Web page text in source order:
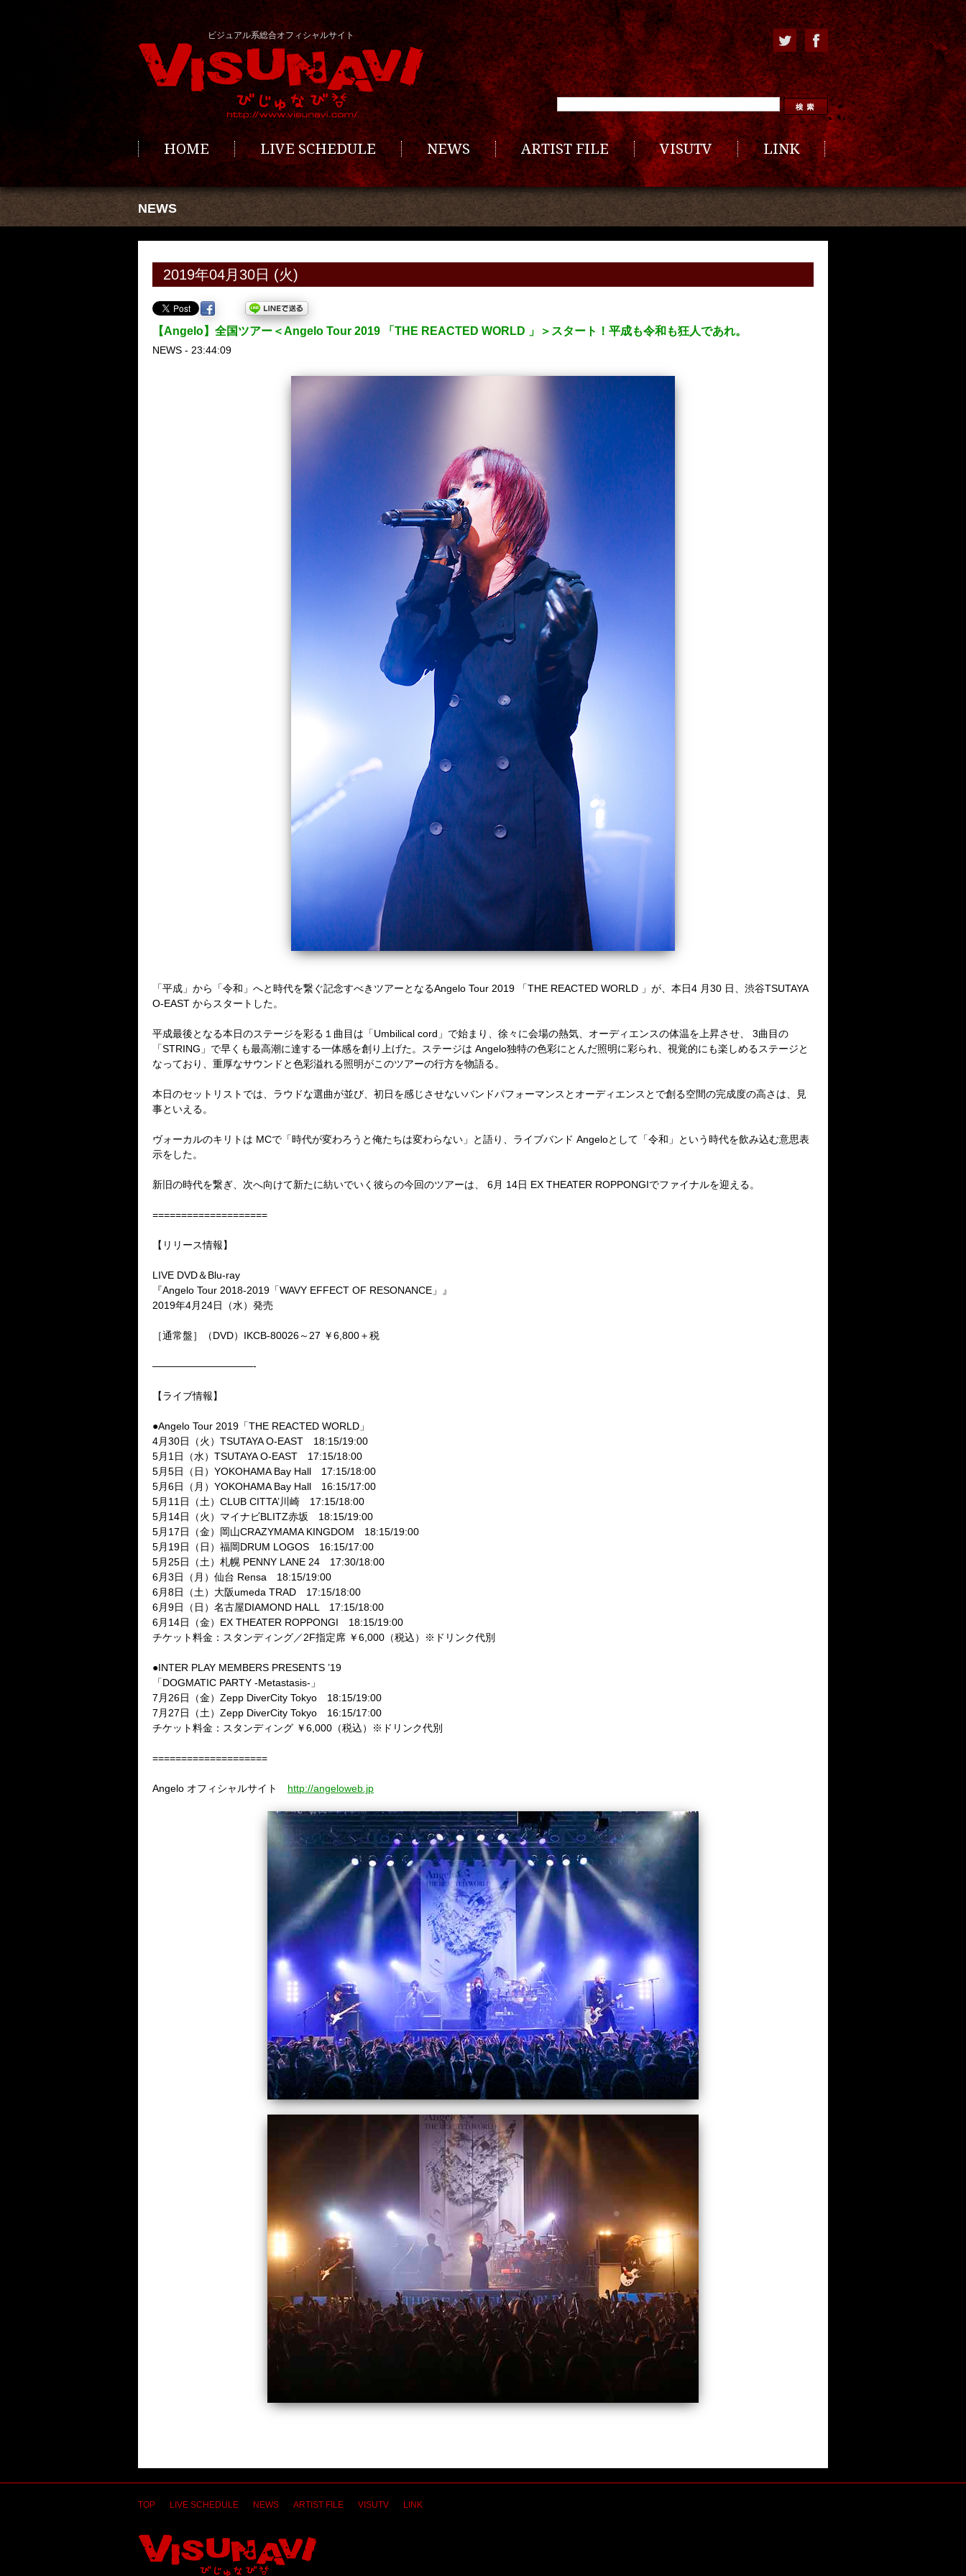
ビジュアル系総合オフィシャルサイト
HOME LIVE SCHEDULE NEWS ARTIST FILE VISUTV LINK
NEWS
2019年04月30日 (火)
【Angelo】全国ツアー＜Angelo Tour 2019 「THE REACTED WORLD 」＞スタート！平成も令和も狂人であれ。
NEWS - 23:44:09
「平成」から「令和」へと時代を繋ぐ記念すべきツアーとなるAngelo Tour 2019 「THE REACTED WORLD 」が、本日4 月30 日、渋谷TSUTAYA
O-EAST からスタートした。
平成最後となる本日のステージを彩る１曲目は「Umbilical cord 」で始まり、徐々に会場の熱気、オーディエンスの体温を上昇させ、 3曲目の
「STRING 」で早くも最高潮に達する一体感を創り上げた。ステージは Angelo独特の色彩にとんだ照明に彩られ、視覚的にも楽しめるステージと
なっており、重厚なサウンドと色彩溢れる照明がこのツアーの行方を物語る。
本日のセットリストでは、ラウドな選曲が並び、初日を感じさせないバンドパフォーマンスとオーディエンスとで創る空間の完成度の高さは、見
事といえる。
ヴォーカルのキリトは MCで「時代が変わろうと俺たちは変わらない」と語り、ライブバンド Angeloとして「令和」という時代を飲み込む意思表
示をした。
新旧の時代を繋ぎ、次へ向けて新たに紡いでいく彼らの今回のツアーは、 6月 14日 EX THEATER ROPPONGIでファイナルを迎える。
====================
【リリース情報】
LIVE DVD＆ Blu-ray
『Angelo Tour 2018-2019 「WAVY EFFECT OF RESONANCE 」』
2019年4月 24日（水）発売
［通常盤］（DVD） IKCB-80026～ 27 ￥6,800＋税
——————————-
【ライブ情報】
●Angelo Tour 2019 「THE REACTED WORLD 」
4月30日（火） TSUTAYA O-EAST
18:15/19:00
5月 1 日（水） TSUTAYA O-EAST
17:15/18:00
5月5日（日） YOKOHAMA Bay Hall
17:15/18:00
5月6日（月） YOKOHAMA Bay Hall
16:15/17:00
5月 11 日（土） CLUB CITTA’川崎 17:15/18:00
5月 14日（火）マイナビBLITZ赤坂 18:15/19:00
5月 17日（金）岡山CRAZYMAMA KINGDOM
18:15/19:00
5月 19日（日）福岡DRUM LOGOS
16:15/17:00
5月 25日（土）札幌 PENNY LANE 24
17:30/18:00
6月3日（月）仙台 Rensa
18:15/19:00
6月8日（土）大阪umeda TRAD
17:15/18:00
6月9日（日）名古屋DIAMOND HALL
17:15/18:00
6月 14日（金） EX THEATER ROPPONGI
18:15/19:00
チケット料金：スタンディング／2F指定席 ￥6,000 （税込）※ドリンク代別
●INTER PLAY MEMBERS PRESENTS ’19
「DOGMATIC PARTY -Metastasis- 」
7 月 26日（金） Zepp DiverCity Tokyo
18:15/19:00
7 月 27日（土） Zepp DiverCity Tokyo
16:15/17:00
チケット料金：スタンディング ￥6,000 （税込）※ドリンク代別
====================
Angelo オフィシャルサイト http://angeloweb.jp
TOP LIVE SCHEDULE NEWS ARTIST FILE VISUTV LINK